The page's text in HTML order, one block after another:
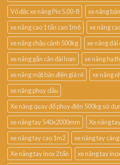
Vỏ đặc xe nâng Pio 5.00-8
xe nâng
xe nâng cao 1 tấn cao 1m6
xe nâng
xe nâng chậu cảnh 500kg
xe nâng
xe nâng gắn cân đài loan
xe nâng hạ
xe nâng mặt bàn điện giá rẻ
xe nâng
xe nâng phuy dầu
Xe nâng quay đổ phuy điện 500kg sử
xe nâng tay 540x2000mm
Xe nâng
xe nâng tay cao 1m2
xe nâng tay
Xe nâng tay inox 2 tấn
xe nâng tay